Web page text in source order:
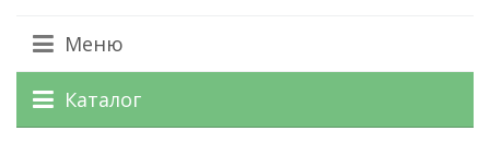
Меню
Каталог